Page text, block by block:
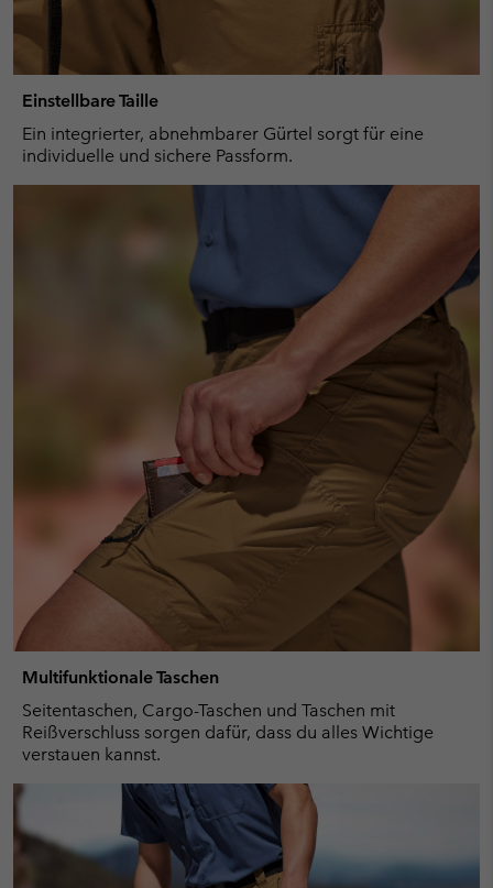
Einstellbare Taille
Ein integrierter, abnehmbarer Gürtel sorgt für eine
individuelle und sichere Passform.
Multifunktionale Taschen
Seitentaschen, Cargo-Taschen und Taschen mit
Reißverschluss sorgen dafür, dass du alles Wichtige
verstauen kannst.